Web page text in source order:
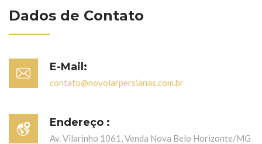
Dados de Contato
E-Mail:
contato@novolarpersianas.com.br
Endereço :
Av. Vilarinho 1061, Venda Nova Belo Horizonte/MG